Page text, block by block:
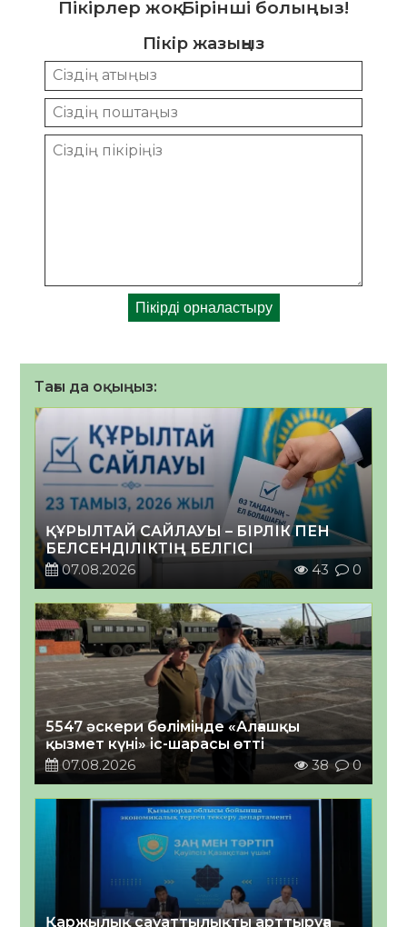
Пікірлер жоқ. Бірінші болыңыз!
Пікір жазыңыз
Тағы да оқыңыз:
ҚҰРЫЛТАЙ САЙЛАУЫ – БІРЛІК ПЕН
БЕЛСЕНДІЛІКТІҢ БЕЛГІСІ
07.08.2026
43 0
5547 әскери бөлімінде «Алғашқы
қызмет күні» іс-шарасы өтті
07.08.2026
38 0
Қаржылық сауаттылықты арттыруға